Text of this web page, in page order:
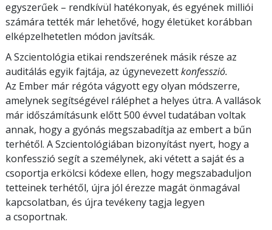
egyszerűek – rendkívül hatékonyak, és egyének milliói
számára tették már lehetővé, hogy életüket korábban
elképzelhetetlen módon javítsák.
A Szcientológia etikai rendszerének másik része az
auditálás egyik fajtája, az úgynevezettkonfesszió.
Az Ember már régóta vágyott egy olyan módszerre,
amelynek segítségével ráléphet a helyes útra. A vallások
már időszámításunk előtt 500 évvel tudatában voltak
annak, hogy a gyónás megszabadítja az embert a bűn
terhétől. A Szcientológiában bizonyítást nyert, hogy a
konfesszió segít a személynek, aki vétett a saját és a
csoportja erkölcsi kódexe ellen, hogy megszabaduljon
tetteinek terhétől, újra jól érezze magát önmagával
kapcsolatban, és újra tevékeny tagja legyen
a csoportnak.